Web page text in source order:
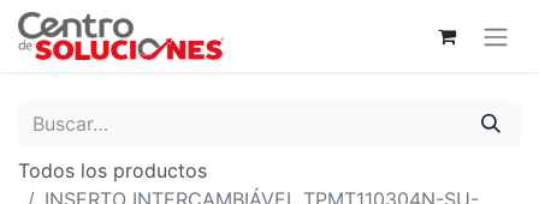
Todos los productos
INSERTO INTERCAMBIÁVEL TPMT110304N-SU-